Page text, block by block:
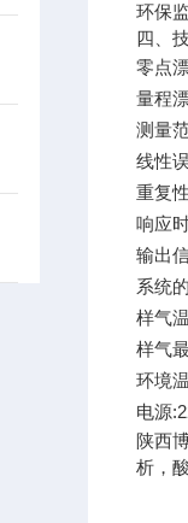
环保
四、
零点
量程
测量
线性
重复
响应
输出
系统
样气
样气
环境
电源
陕西
析，